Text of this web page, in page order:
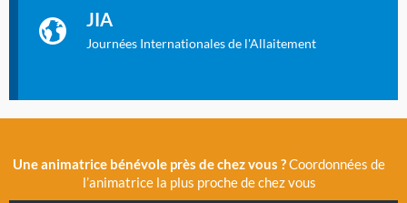
JIA
Journées Internationales de l'Allaitement
2019 la 11e Journée Internationale de l’Allaitement, un
évènement exceptionnel organisé par LLL France.
Une animatrice bénévole près de chez vous ?Coordonnées de
l’animatrice la plus proche de chez vous